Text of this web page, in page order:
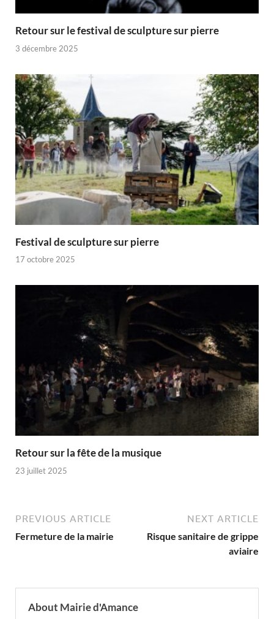
Retour sur le festival de sculpture sur pierre
3 décembre 2025
Festival de sculpture sur pierre
17 octobre 2025
Retour sur la fête de la musique
23 juillet 2025
PREVIOUS ARTICLE
Fermeture de la mairie
NEXT ARTICLE
Risque sanitaire de grippe
aviaire
About Mairie d'Amance